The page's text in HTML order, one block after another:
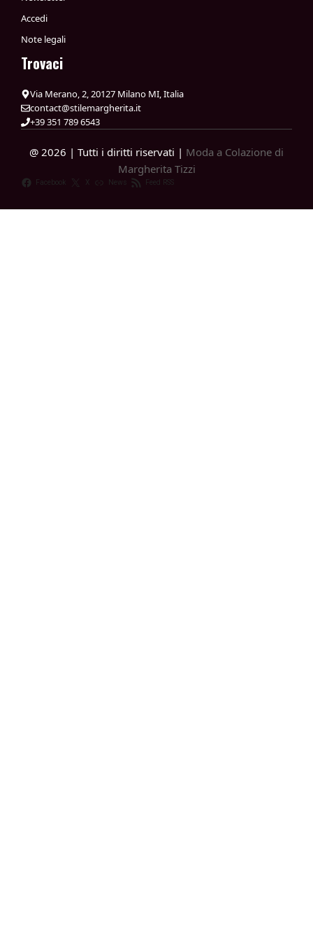
Accedi
Note legali
Trovaci
Via Merano, 2, 20127 Milano MI, Italia
contact@stilemargherita.it
+39 351 789 6543
@ 2026 | Tutti i diritti riservati | Moda a Colazione di
Margherita Tizzi
Facebook X News Feed RSS